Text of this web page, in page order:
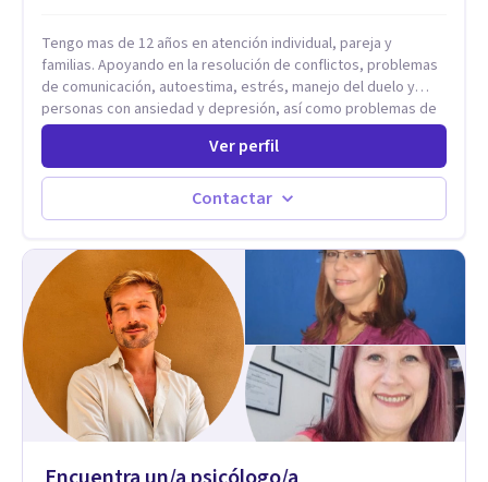
Tengo mas de 12 años en atención individual, pareja y
familias. Apoyando en la resolución de conflictos, problemas
de comunicación, autoestima, estrés, manejo del duelo y
personas con ansiedad y depresión, así como problemas de
conducta y comportamiento. Desarrollo de personas
Estableciendo metas a corto y largo plazo, es vital para la
vida de cada uno tener su propia vision.
Ver perfil
Contactar